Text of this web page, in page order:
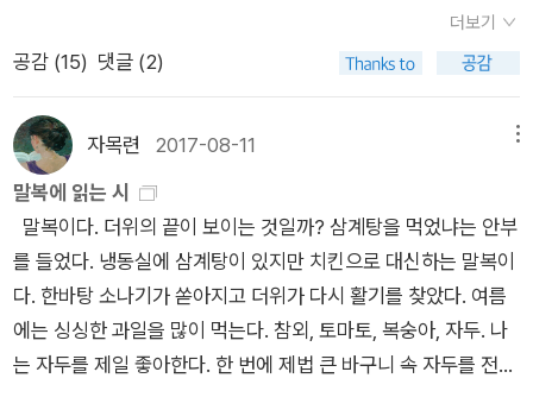
쓰기 때문이다. 소박하고 구수하고 따스하다. 안도현의 '시적인
대상의 현상을 생생하게 그리기 위해서만이 아니라 그 묘사의 생
생함이 대상의 본질에 이르는 관문이기 때문이다. 묘사를 통해 대
상과 시적 화자는 일정한 거리를 유지하게 된다.'( <고백> 201
요』이 두 시집도 syo의 페이퍼에서 발견한 것이다. 지난 해 12월
<당신은 첫 눈입니까>를 읽고 참 좋아서 내처 이전 시집까지 읽
었더랬다. 이 시인의 시가 좋았던 것은 인간을 보는 눈은 예리하
러까지, 일찍이 이슬람에 의하여 사형선고를 받은 경험이 있던 루
슈디가 마음먹고 써내려간 환상과 세계사 속의 잡탕밥 안에서 벌
커, <레닌의 키스> 옌롄커는 <풍아송>을 읽고 실망했었다.
아, <레닌의 키스>를 먼저 읽었다면 그러지 않을 수 있었을 텐
데. 배경은 <풍아송>과 마찬가지로 허난성, 솽하이 현에 있는 바
러우 산맥 깊이 자리잡은 유토피아, 서우훠 마을. 현대 중국에 세
명의 뛰어난 이야기꾼이 있으니, 모옌, 위화, 그리고 옌롄커. 옌롄
커는 이 삼인방의 명성에 누가 끼치지 않기 위하여, 전설적인 유
토피아 서우훠 마을 주민 대부분이 장애를 갖고 있다고 설정했다.
그럼에도 불구하고 비장애인보다 훨씬 뛰어난 재주를 한 가지씩
따금 들춰 보며 진지하게 읽는다. 무엇보다 그림이 정말 귀엽다.
내 마음을 알고 남의 마음을 알아주는 일을 책으로 배워야 한다는
장르만 다를 뿐 많은 책(특히 소설)을 통해 인간이 가진 숱한 갈
래의 마음을 들여다볼 수 있지 않았던가.박성우 시집 <<자두나
무 정류장>>은 마음을 따뜻하게 적시는 푸근한 시집이다. 첫 시
<바닥>부터 마지막 시 <종점>까지 휘리릭 읽고 든 첫 느낌은,
뭐 이리 착한 시집을 보았나, 시인의 눈이 사슴 눈을 닮았더니 시
인이 착한가 보네였다. 글은 마음을 담는 그릇이니.<어떤 품앗이
>는 말하지 않아도 서로의 마음을 잘 아는 세 여자의 ˝별스런 품
앗이˝를 노래한 시다. ‘검은 머리 파뿌리‘ 될 때까지 살자고 약속
에 또 다른 뇌가 있다'를 추천했다.아직 나도 안 읽었지만, 알쓸신
잡에서 이분이 하는 뇌과학 이야기에 관심이 갔고알라딘에 올라
온 리뷰를 보고, 책을 사봐야겠다 맘먹었기에... 그리고, 내 가방
에 담긴 박성우의 '웃는 연습'도 소개했다.박성우의 시는 어렵지
않고 따뜻해서 어디를 펼쳐 읽어도 좋다. 내년에는 박성우 시인을
초청하자고 광산구에 건의해야겠다. 내가 박성우 시집 '거미'에
반한 후 제일 좋아하는 시인이다.http://blog.aladin.co.kr/714
960143/3016239 행복한 옥신각신 -박성우- 집이 누구 지시
오? 집이 누구 지시오? 바깥일 보고 잠깐 쉬러 집에 오니,아흔 넘
은 가춘할매가 나를 찾는다 집이는 밤낭구랑 대추낭구 읇지? 멫
번을 옥신각신하다가밤 여남은 개와 대추 한알만 받고가춘할매
더보기
공감 (15) 댓글 (2)
자목련 2017-08-11
말복에 읽는 시
말복이다. 더위의 끝이 보이는 것일까? 삼계탕을 먹었냐는 안부
를 들었다. 냉동실에 삼계탕이 있지만 치킨으로 대신하는 말복이
다. 한바탕 소나기가 쏟아지고 더위가 다시 활기를 찾았다. 여름
에는 싱싱한 과일을 많이 먹는다. 참외, 토마토, 복숭아, 자두. 나
는 자두를 제일 좋아한다. 한 번에 제법 큰 바구니 속 자두를 전부